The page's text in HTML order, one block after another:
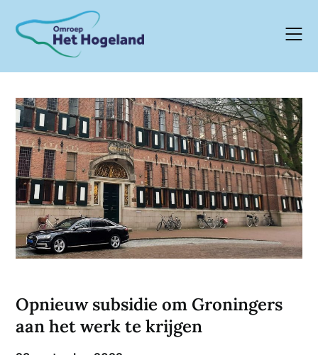
content
Opnieuw subsidie om Groningers
aan het werk te krijgen